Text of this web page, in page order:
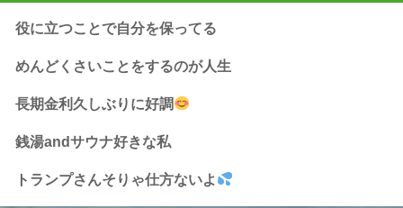
役に立つことで自分を保ってる
めんどくさいことをするのが人生
長期金利久しぶりに好調
銭湯andサウナ好きな私
トランプさんそりゃ仕方ないよ